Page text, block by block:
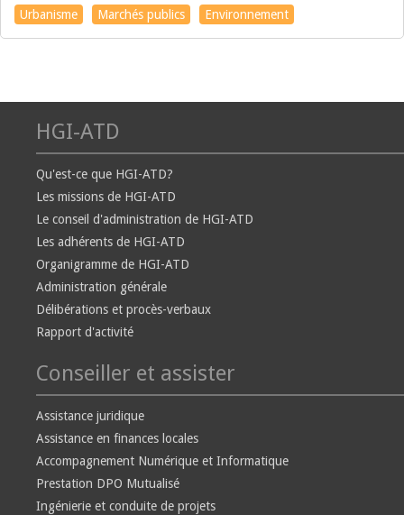
Urbanisme Marchés publics Environnement
HGI-ATD
Qu'est-ce que HGI-ATD?
Les missions de HGI-ATD
Le conseil d'administration de HGI-ATD
Les adhérents de HGI-ATD
Organigramme de HGI-ATD
Administration générale
Délibérations et procès-verbaux
Rapport d'activité
Conseiller et assister
Assistance juridique
Assistance en finances locales
Accompagnement Numérique et Informatique
Prestation DPO Mutualisé
Ingénierie et conduite de projets